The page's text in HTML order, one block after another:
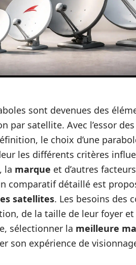
sont devenues des
par satellite. Avec l’essor
le choix d’une
les différents critères
, la marque et d’autres
comparatif détaillé est
satellites. Les besoins des
de la taille de leur foyer
sélectionner la meilleure
son expérience de